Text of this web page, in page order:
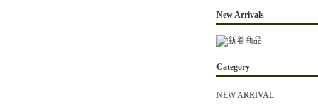
New Arrivals
Category
NEW ARRIVAL